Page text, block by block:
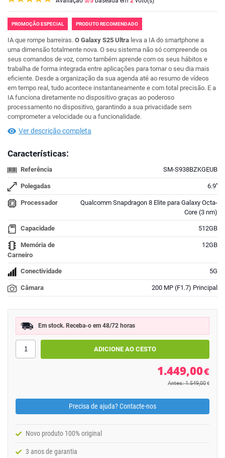
PROMOÇÃO ESPECIAL PRODUTO RECOMENDADO
IA que rompe barreiras. O Galaxy S25 Ultra leva a IA do smartphone a
uma dimensão totalmente nova. O seu sistema não só compreende os
seus comandos de voz, como também aprende com os seus hábitos e
trabalha de forma integrada entre aplicações para tornar o seu dia mais
eficiente. Desde a organização da sua agenda até ao resumo de vídeos
em tempo real, tudo acontece instantaneamente e com total precisão. E a
IA funciona diretamente no dispositivo graças ao poderoso
processamento no dispositivo, garantindo a sua privacidade sem
comprometer a velocidade ou a funcionalidade.
Ver descrição completa
Características:
Referência SM-S938BZKGEUB
Polegadas 6.9''
Processador
Qualcomm Snapdragon 8 Elite para Galaxy Octa-
Core (3 nm)
Capacidade 512GB
Memória de
Carneiro
12GB
Conectividade 5G
Câmara 200 MP (F1.7) Principal
Em stock. Receba-o em 48/72 horas
1.449,00€
Antes: 1.549,00 €
Precisa de ajuda? Contacte-nos
Novo produto 100% original
3 anos de garantia